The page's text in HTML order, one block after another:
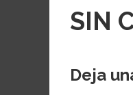
SIN
Deja